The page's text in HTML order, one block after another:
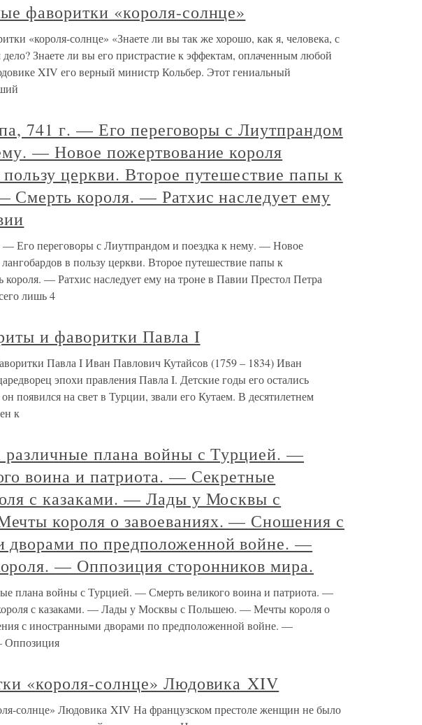
фаворитки «короля-солнце»
«короля-солнце» «Знаете ли вы так же хорошо, как я, человека, с
Знаете ли вы его пристрастие к эффектам, оплаченным любой
XIV его верный министр Кольбер. Этот гениальный
741 г. — Его переговоры с Лиутпрандом
— Новое пожертвование короля
пользу церкви. Второе путешествие папы к
Смерть короля. — Ратхис наследует ему
— Его переговоры с Лиутпрандом и поездка к нему. — Новое
в пользу церкви. Второе путешествие папы к
— Ратхис наследует ему на троне в Павии Престол Петра
лишь 4
и фаворитки Павла I
Павла I Иван Павлович Кутайсов (1759 – 1834) Иван
эпохи правления Павла I. Детские годы его остались
появился на свет в Турции, звали его Кутаем. В десятилетнем
к
различные плана войны с Турцией. —
воина и патриота. — Секретные
с казаками. — Лады у Москвы с
короля о завоеваниях. — Сношения с
дворами по предположенной войне. —
— Оппозиция сторонников мира.
плана войны с Турцией. — Смерть великого воина и патриота. —
с казаками. — Лады у Москвы с Польшею. — Мечты короля о
с иностранными дворами по предположенной войне. —
Оппозиция
«короля-солнце» Людовика XIV
солнце» Людовика XIV На французском престоле женщин не было